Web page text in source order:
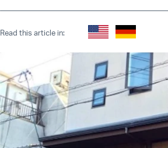
Read this article in: